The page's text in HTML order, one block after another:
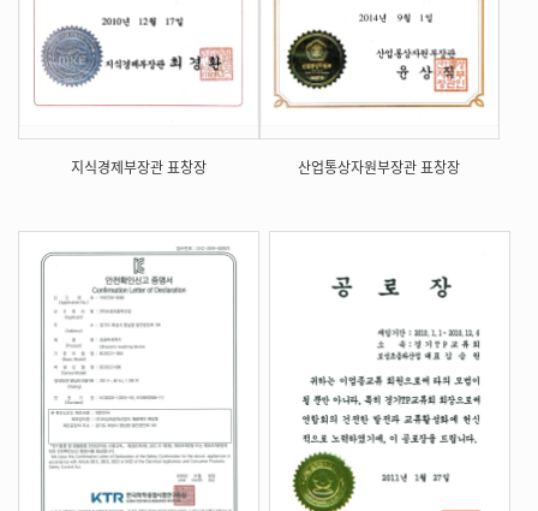
지식경제부장관 표창장 산업통상자원부장관 표창장